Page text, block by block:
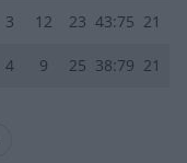
3 12 23 43:75 21
4 9 25 38:79 21